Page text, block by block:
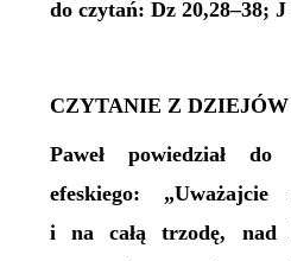
do czytań: Dz 20,28–38; J
CZYTANIE Z
Paweł powiedział do
efeskiego:
i na całą trzodę, nad